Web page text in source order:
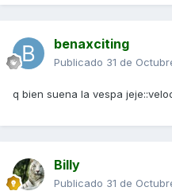
benaxciting
Publicado 31 de
q bien suena la vespa
Billy
Publicado 31 de